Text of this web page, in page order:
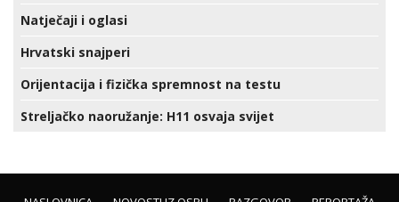
Natječaji i oglasi
Hrvatski snajperi
Orijentacija i fizička spremnost na testu
Streljačko naoružanje: H11 osvaja svijet